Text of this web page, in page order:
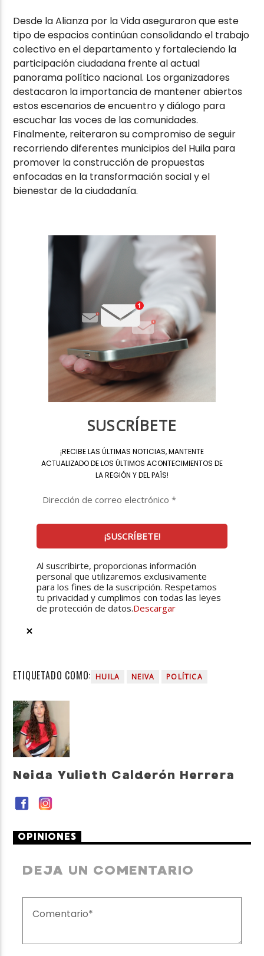
Desde la Alianza por la Vida aseguraron que este
tipo de espacios continúan consolidando el trabajo
colectivo en el departamento y fortaleciendo la
participación ciudadana frente al actual
panorama político nacional. Los organizadores
destacaron la importancia de mantener abiertos
estos escenarios de encuentro y diálogo para
escuchar las voces de las comunidades.
Finalmente, reiteraron su compromiso de seguir
recorriendo diferentes municipios del Huila para
promover la construcción de propuestas
enfocadas en la transformación social y el
bienestar de la ciudadanía.
SUSCRÍBETE
¡RECIBE LAS ÚLTIMAS NOTICIAS, MANTENTE
ACTUALIZADO DE LOS ÚLTIMOS ACONTECIMIENTOS DE
LA REGIÓN Y DEL PAÍS!
Al suscribirte, proporcionas información
personal que utilizaremos exclusivamente
para los fines de la suscripción. Respetamos
tu privacidad y cumplimos con todas las leyes
de protección de datos.Descargar
ETIQUETADO COMO: HUILA NEIVA POLÍTICA
Neida Yulieth Calderón Herrera
OPINIONES
DEJA UN COMENTARIO